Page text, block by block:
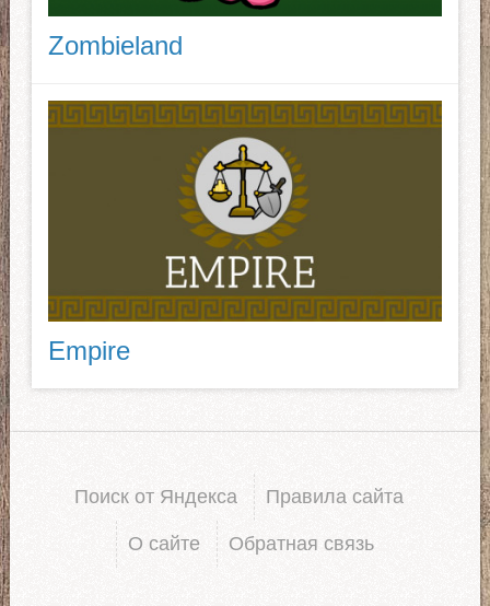
Zombieland
Empire
Поиск от Яндекса Правила сайта
О сайте Обратная связь